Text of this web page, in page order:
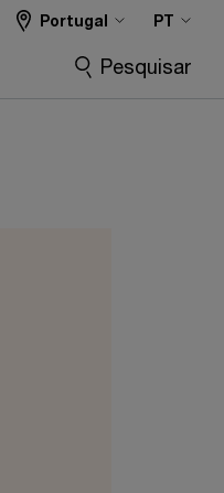
Portugal PT
Pesquisar